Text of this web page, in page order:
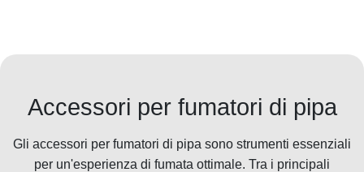
Accessori per fumatori di pipa
Gli accessori per fumatori di pipa sono strumenti essenziali
per un'esperienza di fumata ottimale. Tra i principali